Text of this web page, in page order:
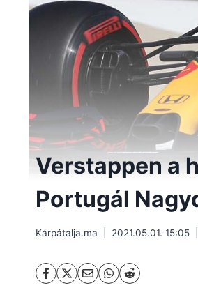
Verstappen a
Portugál
Kárpátalja.ma 2021.05.01. 15:05